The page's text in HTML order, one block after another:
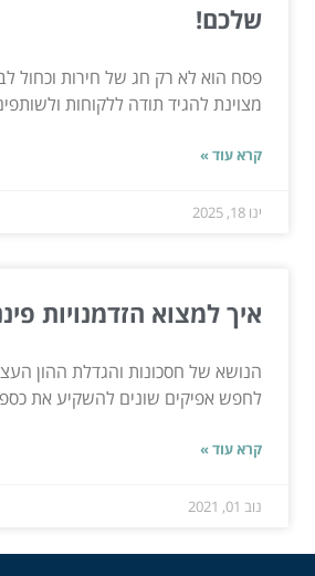
שלכם!
פסח הוא לא רק חג של חירות וכחול
מצוינת להגיד תודה ללקוחות
קרא עוד »
ינו 18, 2025
איך למצוא הזדמנויות
הנושא של חסכונות והגדלת ההון
לחפש אפיקים שונים להשקיע את
קרא עוד »
נוב 01, 2021